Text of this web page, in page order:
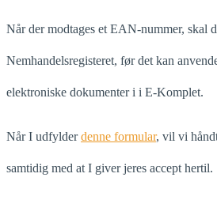
Når der modtages et EAN-nummer, skal
Nemhandelsregisteret, før det kan
elektroniske dokumenter i i E-Komplet.
Når I udfylderdenne formular, vil vi
samtidig med at I giver jeres accept hertil.